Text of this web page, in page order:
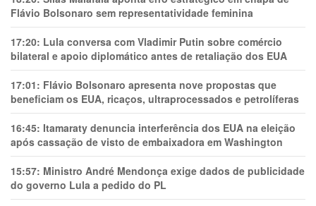
Flávio Bolsonaro sem representatividade feminina
17:20: Lula conversa com Vladimir Putin sobre comércio
bilateral e apoio diplomático antes de retaliação dos EUA
17:01: Flávio Bolsonaro apresenta nove propostas que
beneficiam os EUA, ricaços, ultraprocessados e petrolíferas
16:45: Itamaraty denuncia interferência dos EUA na eleição
após cassação de visto de embaixadora em Washington
15:57: Ministro André Mendonça exige dados de publicidade
do governo Lula a pedido do PL